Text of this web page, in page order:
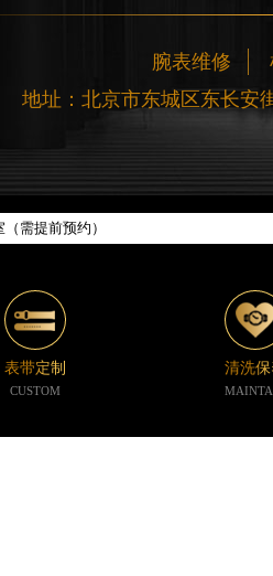
腕表维修
地址：北京市东城区东长安
5020
中国大陆、香港、澳门、台湾全部区域
（需提前预约）
11层1102室（需提前预约）
2603室（需提前预约）
（需提前预约）
室（需提前预约）
层1008室（需提前预约）
楼35层3508室（需提前预约）
室（需提前预约）
室（需提前预约）
表带定制
CUSTOM
清洗